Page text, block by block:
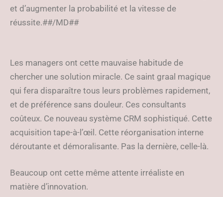
et d’augmenter la probabilité et la vitesse de
réussite.##/MD##
Les managers ont cette mauvaise habitude de
chercher une solution miracle. Ce saint graal magique
qui fera disparaître tous leurs problèmes rapidement,
et de préférence sans douleur. Ces consultants
coûteux. Ce nouveau système CRM sophistiqué. Cette
acquisition tape-à-l’œil. Cette réorganisation interne
déroutante et démoralisante. Pas la dernière, celle-là.
Beaucoup ont cette même attente irréaliste en
matière d’innovation.